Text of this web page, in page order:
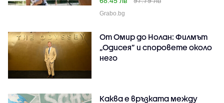
Grabo.bg
От Омир до Нолан: Филмът
„Одисея” и споровете около
него
Каква е връзката между